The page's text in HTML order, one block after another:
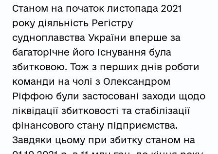
Станом на початок листопада 2021
року діяльність Регістру
судноплавства України вперше за
багаторічне його існування була
збитковою. Тож з перших днів роботи
команди на чолі з Олександром
Ріффою були застосовані заходи щодо
ліквідації збитковості та стабілізації
фінансового стану підприємства.
Завдяки цьому при збитку станом на